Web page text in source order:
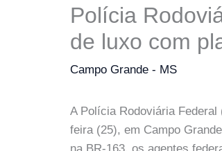
Polícia
de luxo com
Campo Grande - MS
A Polícia Rodoviária
feira (25), em Campo